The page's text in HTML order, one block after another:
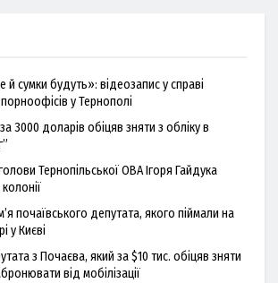
сумки будуть»: відеозапис у справі
у Тернополі
3000 доларів обіцяв зняти з обліку в
Тернопільської ОВА Ігоря Гайдука
почаївського депутата, якого піймали на
у Києві
з Почаєва, який за $10 тис. обіцяв зняти
від мобілізації